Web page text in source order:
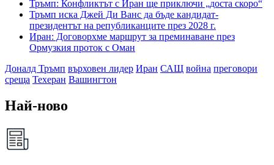
Тръмп: Конфликтът с Иран ще приключи „доста скоро“
Тръмп иска Джей Ди Ванс да бъде кандидат-
президентът на републиканците през 2028 г.
Иран: Договорхме маршрут за преминаване през
Ормузкия проток с Оман
Доналд Тръмп върховен лидер Иран САЩ война преговори
среща Техеран Вашингтон
Най-ново